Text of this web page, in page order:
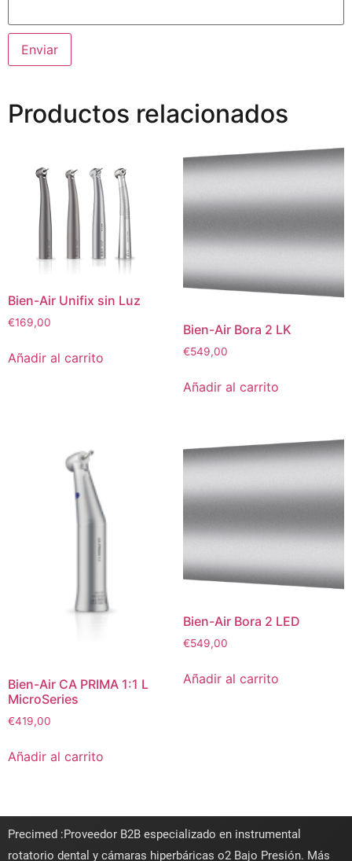
Productos relacionados
Bien-Air Unifix sin Luz
€169,00
Añadir al carrito
Bien-Air Bora 2 LK
€549,00
Añadir al carrito
Bien-Air CA PRIMA 1:1 L
MicroSeries
€419,00
Añadir al carrito
Bien-Air Bora 2 LED
€549,00
Añadir al carrito
Precimed :Proveedor B2B especializado en instrumental
rotatorio dental y cámaras hiperbáricas o2 Bajo Presión. Más